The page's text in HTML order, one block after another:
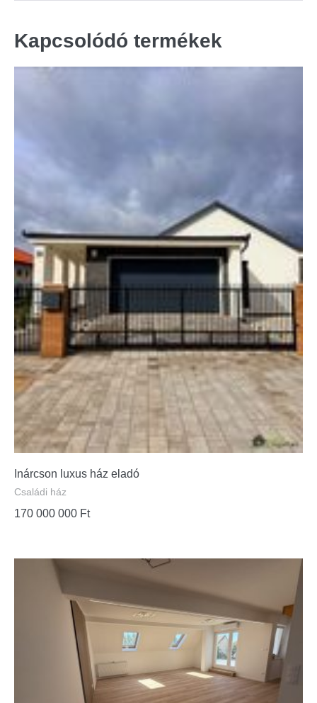
Kapcsolódó termékek
Inárcson luxus ház eladó
Családi ház
170 000 000 Ft